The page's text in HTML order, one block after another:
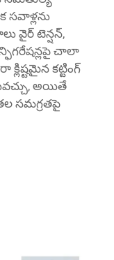
సవాళ్లను
వైర్ టెన్షన్,
చాలా
క్లిష్టమైన కట్టింగ్
అయితే
సమగ్రతపై